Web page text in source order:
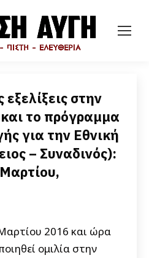
εξελίξεις στην
το πρόγραμμα
για την Εθνική
– Συναδινός):
2016 και ώρα
ομιλία στην